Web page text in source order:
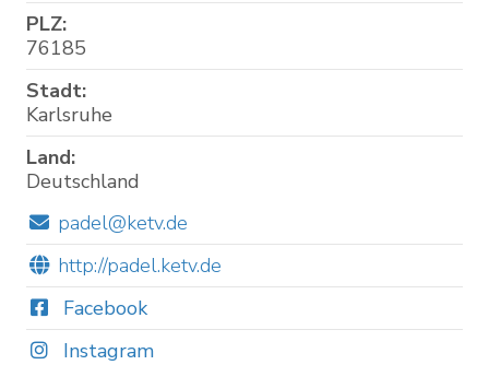
PLZ:
76185
Stadt:
Karlsruhe
Land:
Deutschland
padel@ketv.de
http://padel.ketv.de
Facebook
Instagram